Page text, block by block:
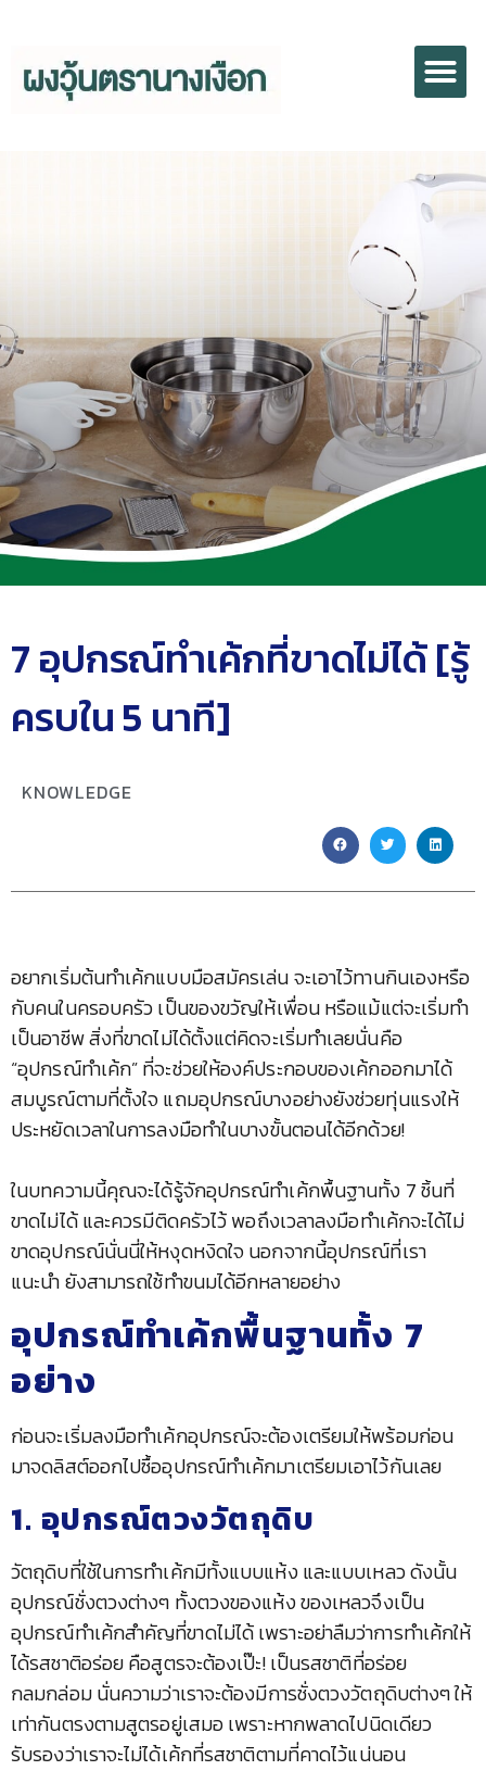
7 อุปกรณ์ทำเค้กที่ขาดไม่ได้ [รู้
ครบใน 5 นาที]
KNOWLEDGE
อยากเริ่มต้นทำเค้กแบบมือสมัครเล่น จะเอาไว้ทานกินเองหรือ
กับคนในครอบครัว เป็นของขวัญให้เพื่อน หรือแม้แต่จะเริ่มทำ
เป็นอาชีพ สิ่งที่ขาดไม่ได้ตั้งแต่คิดจะเริ่มทำเลยนั่นคือ
“อุปกรณ์ทำเค้ก” ที่จะช่วยให้องค์ประกอบของเค้กออกมาได้
สมบูรณ์ตามที่ตั้งใจ แถมอุปกรณ์บางอย่างยังช่วยทุ่นแรงให้
ประหยัดเวลาในการลงมือทำในบางขั้นตอนได้อีกด้วย!
ในบทความนี้คุณจะได้รู้จักอุปกรณ์ทำเค้กพื้นฐานทั้ง 7 ชิ้นที่
ขาดไม่ได้ และควรมีติดครัวไว้ พอถึงเวลาลงมือทำเค้กจะได้ไม่
ขาดอุปกรณ์นั่นนี่ให้หงุดหงิดใจ นอกจากนี้อุปกรณ์ที่เรา
แนะนำ ยังสามารถใช้ทำขนมได้อีกหลายอย่าง
อุปกรณ์ทำเค้กพื้นฐานทั้ง 7
อย่าง
ก่อนจะเริ่มลงมือทำเค้กอุปกรณ์จะต้องเตรียมให้พร้อมก่อน
มาจดลิสต์ออกไปซื้ออุปกรณ์ทำเค้กมาเตรียมเอาไว้กันเลย
1. อุปกรณ์ตวงวัตถุดิบ
วัตถุดิบที่ใช้ในการทำเค้กมีทั้งแบบแห้ง และแบบเหลว ดังนั้น
อุปกรณ์ชั่งตวงต่างๆ ทั้งตวงของแห้ง ของเหลวจึงเป็น
อุปกรณ์ทำเค้กสำคัญที่ขาดไม่ได้ เพราะอย่าลืมว่าการทำเค้กให้
ได้รสชาติอร่อย คือสูตรจะต้องเป๊ะ! เป็นรสชาติที่อร่อย
กลมกล่อม นั่นความว่าเราจะต้องมีการชั่งตวงวัตถุดิบต่างๆ ให้
เท่ากันตรงตามสูตรอยู่เสมอ เพราะหากพลาดไปนิดเดียว
รับรองว่าเราจะไม่ได้เค้กที่รสชาติตามที่คาดไว้แน่นอน